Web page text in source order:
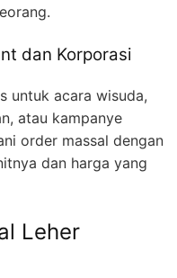
dan Korporasi
untuk acara wisuda,
atau kampanye
order massal dengan
dan harga yang
Leher